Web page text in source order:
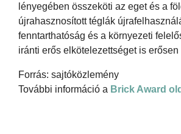
lényegében összeköti az eget és a
újrahasznosított téglák
fenntarthatóság és a környezeti
iránti erős elkötelezettséget is
Forrás: sajtóközlemény
További információ a Brick Award